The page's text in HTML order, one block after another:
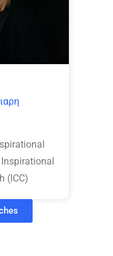
Inspirational
(ICC)